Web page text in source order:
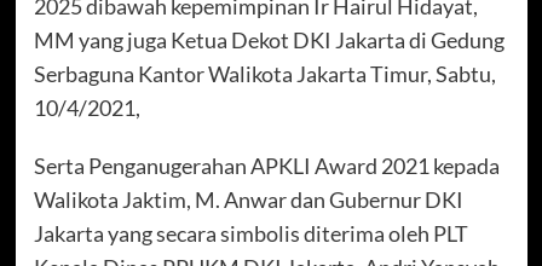
2025 dibawah kepemimpinan Ir Hairul Hidayat,
MM yang juga Ketua Dekot DKI Jakarta di Gedung
Serbaguna Kantor Walikota Jakarta Timur, Sabtu,
10/4/2021,
Serta Penganugerahan APKLI Award 2021 kepada
Walikota Jaktim, M. Anwar dan Gubernur DKI
Jakarta yang secara simbolis diterima oleh PLT